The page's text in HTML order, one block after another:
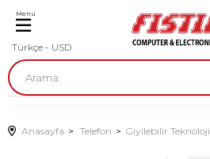
Türkçe - USD
Menu
Anasayfa Telefon Giyilebilir Teknoloji